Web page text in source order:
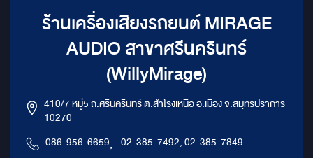
ร้านเครื่องเสียงรถยนต์ MIRAGE
AUDIO สาขาศรีนครินทร์
(WillyMirage)
410/7 หมู่5 ถ.ศรีนครินทร์ ต.สำโรงเหนือ อ.เมือง จ.สมุทรปราการ
10270
086-956-6659, 02-385-7492, 02-385-7849